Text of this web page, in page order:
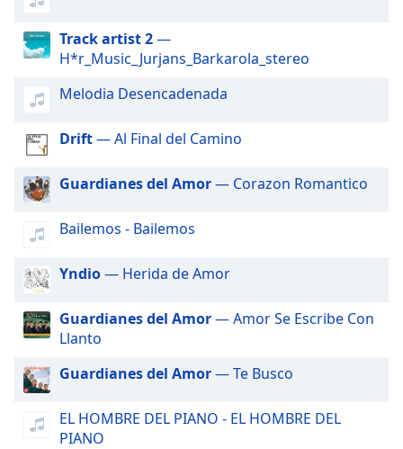
Audio
Picture-
Fullscreen
modal
window.
Beginning
dialog
Escape
Track artist 2—
H*r_Music_Jurjans_Barkarola_stereo
Melodia Desencadenada
Drift— Al Final del Camino
Guardianes del Amor— Corazon Romantico
Bailemos - Bailemos
Yndio— Herida de Amor
Guardianes del Amor— Amor Se Escribe Con
Llanto
Guardianes del Amor— Te Busco
EL HOMBRE DEL PIANO - EL HOMBRE DEL
PIANO